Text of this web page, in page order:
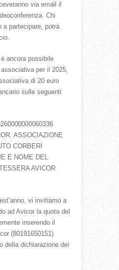
via email il
Chi
a partecipare, potrà
ancora possibile
per il 2025,
di 20 euro
sulle seguenti
ASSOCIAZIONE
CORBERI
E NOME DEL
AVICOR
vi invitiamo a
ad Avicor la quota del
inserendo il
(80191650151)
della dichiarazione dei